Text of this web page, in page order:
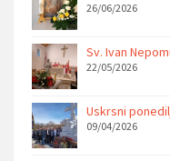
26/06/2026
Sv. Ivan
22/05/2026
Uskrsni
09/04/2026